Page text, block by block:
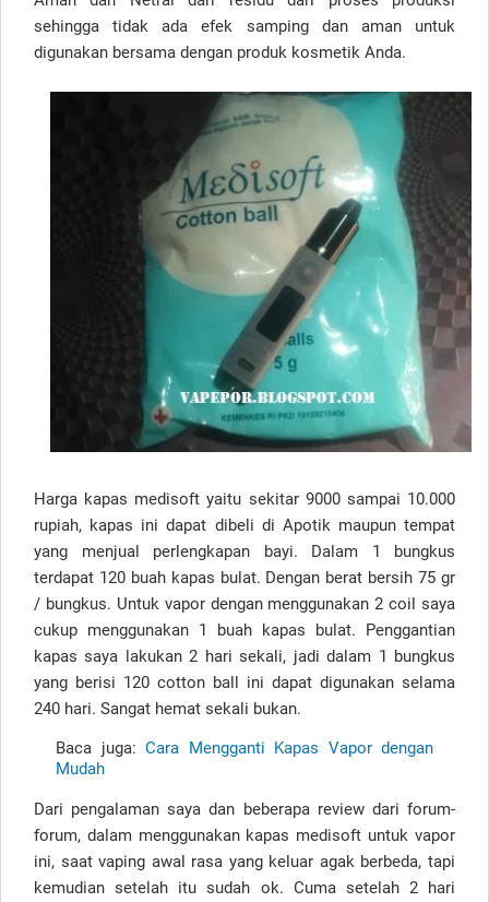
sehingga tidak ada efek samping dan aman untuk
digunakan bersama dengan produk kosmetik Anda.
Harga kapas medisoft yaitu sekitar 9000 sampai 10.000
rupiah, kapas ini dapat dibeli di Apotik maupun tempat
yang menjual perlengkapan bayi. Dalam 1 bungkus
terdapat 120 buah kapas bulat. Dengan berat bersih 75 gr
/ bungkus. Untuk vapor dengan menggunakan 2 coil saya
cukup menggunakan 1 buah kapas bulat. Penggantian
kapas saya lakukan 2 hari sekali, jadi dalam 1 bungkus
yang berisi 120 cotton ball ini dapat digunakan selama
240 hari. Sangat hemat sekali bukan.
Baca juga: Cara Mengganti Kapas Vapor dengan
Mudah
Dari pengalaman saya dan beberapa review dari forum-
forum, dalam menggunakan kapas medisoft untuk vapor
ini, saat vaping awal rasa yang keluar agak berbeda, tapi
kemudian setelah itu sudah ok. Cuma setelah 2 hari